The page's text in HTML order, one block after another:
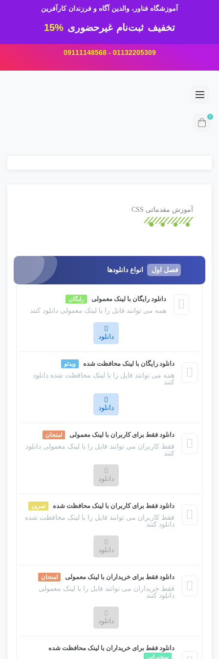
آموزشگاه فناور، والدین آگاه و فرزندان کارآفرین
تخفیف ثبت‌نام غیرحضوری 15%
01132205309 - 09111148568
0
آموزش مقدماتی CSS
فصل اول انواع دانلودها
دانلود رایگان با لینک معمولی رایگان
همه می توانند فایل را با لینک معمولی دانلود کنند
دانلود
لورم ایپسوم متن ساختگی با تولید سادگی نامفهوم از
صنعت چاپ و با استفاده از طراحان گرافیک است. چاپگرها
و متون بلکه روزنامه و مجله در ستون و سطرآنچنان که
لازم است و برای شرایط فعلی تکنولوژی مورد نیاز و
کاربردهای متنوع با هدف بهبود ابزارهای کاربردی می باشد.
دانلود رایگان با لینک محافظت شده ویدئو
همه می توانند فایل را با لینک محافظت شده دانلود
کنند
دانلود
لورم ایپسوم متن ساختگی با تولید سادگی نامفهوم از
صنعت چاپ و با استفاده از طراحان گرافیک است. چاپگرها
و متون بلکه روزنامه و مجله در ستون و سطرآنچنان که
لازم است و برای شرایط فعلی تکنولوژی مورد نیاز و
کاربردهای متنوع با هدف بهبود ابزارهای کاربردی می باشد.
دانلود فقط برای کاربران با لینک معمولی امتحان
فقط کاربران می توانند فایل را با لینک معمولی دانلود
کنند
دانلود
لورم ایپسوم متن ساختگی با تولید سادگی نامفهوم از
صنعت چاپ و با استفاده از طراحان گرافیک است. چاپگرها
و متون بلکه روزنامه و مجله در ستون و سطرآنچنان که
لازم است و برای شرایط فعلی تکنولوژی مورد نیاز و
کاربردهای متنوع با هدف بهبود ابزارهای کاربردی می باشد.
دانلود فقط برای کاربران با لینک محافظت شده تمرین
فقط کاربران می توانند فایل را با لینک محافظت شده
دانلود کنند
دانلود
لورم ایپسوم متن ساختگی با تولید سادگی نامفهوم از
صنعت چاپ و با استفاده از طراحان گرافیک است. چاپگرها
و متون بلکه روزنامه و مجله در ستون و سطرآنچنان که
لازم است و برای شرایط فعلی تکنولوژی مورد نیاز و
کاربردهای متنوع با هدف بهبود ابزارهای کاربردی می باشد.
دانلود فقط برای خریداران با لینک معمولی امتحان
فقط خریداران می توانند فایل را با لینک معمولی
دانلود کنند
دانلود
صنعت چاپ و با استفاده از طراحان گرافیک است. چاپگرها
دانلود فقط برای خریداران با لینک محافظت شده
سخنرانی